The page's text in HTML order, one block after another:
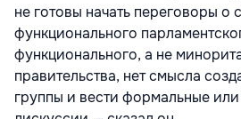
не готовы начать переговоры о
функционального
функционального, а не
правительства, нет смысла
группы и вести формальные